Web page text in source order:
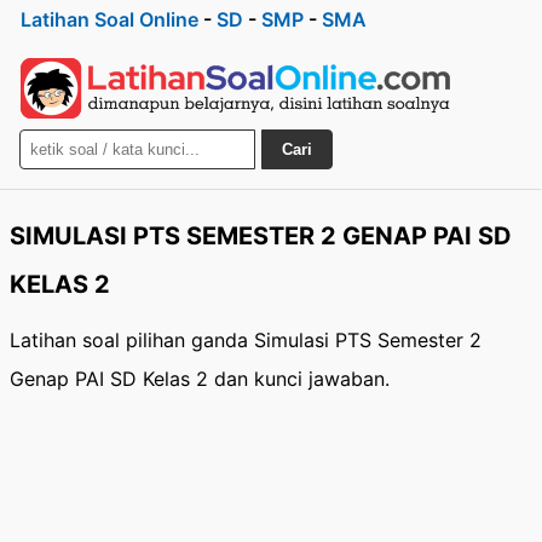
Latihan Soal Online - SD - SMP - SMA
Cari
SIMULASI PTS SEMESTER 2 GENAP PAI SD
KELAS 2
Latihan soal pilihan ganda Simulasi PTS Semester 2
Genap PAI SD Kelas 2 dan kunci jawaban.